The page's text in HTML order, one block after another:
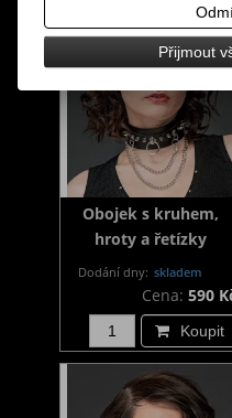
Obojek s kruhem,
hroty a řetízky
Dodání dny: skladem
Cena: 590
Koupit
Přijmout